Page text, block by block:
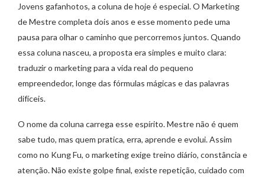
Jovens gafanhotos, a coluna de hoje é especial. O Marketing
de Mestre completa dois anos e esse momento pede uma
pausa para olhar o caminho que percorremos juntos. Quando
essa coluna nasceu, a proposta era simples e muito clara:
traduzir o marketing para a vida real do pequeno
empreendedor, longe das fórmulas mágicas e das palavras
difíceis.
O nome da coluna carrega esse espírito. Mestre não é quem
sabe tudo, mas quem pratica, erra, aprende e evolui. Assim
como no Kung Fu, o marketing exige treino diário, constância e
atenção. Não existe golpe final, existe repetição, cuidado com